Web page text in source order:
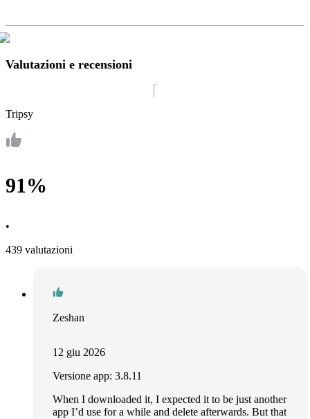
Valutazioni e recensioni
Tripsy
91%
•
439 valutazioni
Zeshan
12 giu 2026
Versione app: 3.8.11
When I downloaded it, I expected it to be just another
app I’d use for a while and delete afterwards. But that